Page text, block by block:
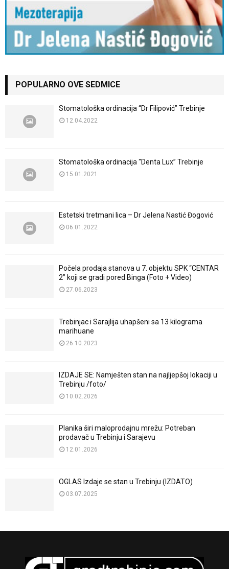
POPULARNO OVE SEDMICE
Stomatološka ordinacija “Dr Filipović” Trebinje
12.04.2022
Stomatološka ordinacija “Denta Lux” Trebinje
15.01.2021
Estetski tretmani lica – Dr Jelena Nastić Đogović
06.01.2022
Počela prodaja stanova u 7. objektu SPK “CENTAR
2” koji se gradi pored Binga (Foto + Video)
27.06.2023
Trebinjac i Sarajlija uhapšeni sa 13 kilograma
marihuane
26.10.2023
IZDAJE SE: Namješten stan na najljepšoj lokaciji u
Trebinju /foto/
10.02.2026
Planika širi maloprodajnu mrežu: Potreban
prodavač u Trebinju i Sarajevu
12.01.2026
OGLAS Izdaje se stan u Trebinju (IZDATO)
03.07.2025